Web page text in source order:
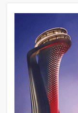
THY
18 saat
Fly
19 saat